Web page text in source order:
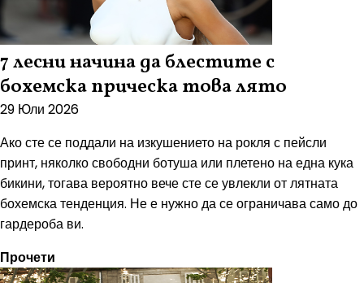
7 лесни начина да блестите с
бохемска прическа това лято
29 Юли 2026
Ако сте се поддали на изкушението на рокля с пейсли
принт, няколко свободни ботуша или плетено на една кука
бикини, тогава вероятно вече сте се увлекли от лятната
бохемска тенденция. Не е нужно да се ограничава само до
гардероба ви.
Прочети